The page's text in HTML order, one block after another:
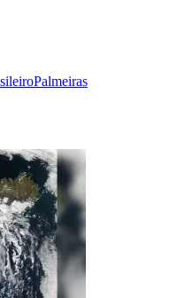
Palmeiras